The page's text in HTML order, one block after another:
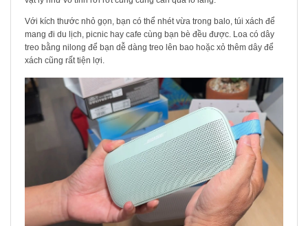
Với kích thước nhỏ gọn, bạn có thể nhét vừa trong balo, túi xách để
mang đi du lịch, picnic hay cafe cùng bạn bè đều được. Loa có dây
treo bằng nilong để bạn dễ dàng treo lên bao hoặc xỏ thêm dây để
xách cũng rất tiện lợi.